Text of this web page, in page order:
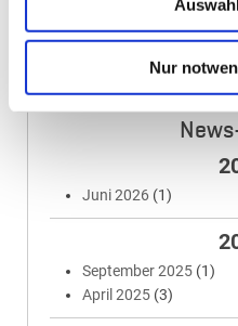
Nur
Juni 2026 (1)
September 2025 (1)
April 2025 (3)